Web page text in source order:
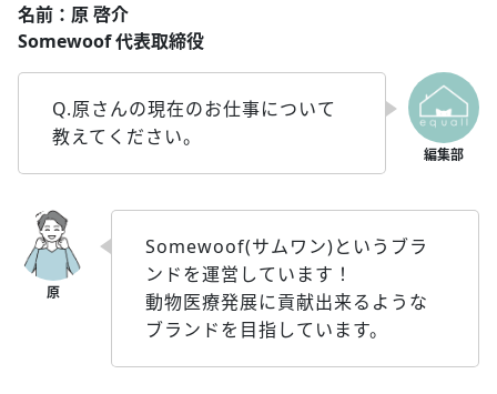
名前：原 啓介
Somewoof 代表取締役
Q.原さんの現在のお仕事について
教えてください。
Somewoof(サムワン)というブラ
ンドを運営しています！
動物医療発展に貢献出来るような
ブランドを目指しています。